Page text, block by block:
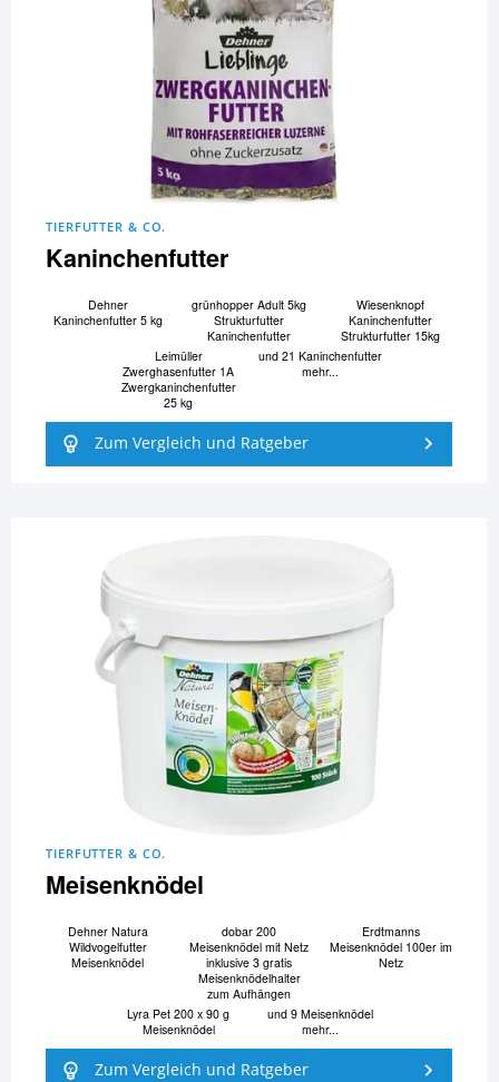
TIERFUTTER & CO.
Kaninchenfutter
Dehner
Kaninchenfutter 5 kg
grünhopper Adult 5kg
Strukturfutter
Kaninchenfutter
Wiesenknopf
Kaninchenfutter
Strukturfutter 15kg
Leimüller
Zwerghasenfutter 1A
Zwergkaninchenfutter
25 kg
und 21 Kaninchenfutter
mehr...
Zum Vergleich und Ratgeber
TIERFUTTER & CO.
Meisenknödel
Dehner Natura
Wildvogelfutter
Meisenknödel
dobar 200
Meisenknödel mit Netz
inklusive 3 gratis
Meisenknödelhalter
zum Aufhängen
Erdtmanns
Meisenknödel 100er im
Netz
Lyra Pet 200 x 90 g
Meisenknödel
und 9 Meisenknödel
mehr...
Zum Vergleich und Ratgeber